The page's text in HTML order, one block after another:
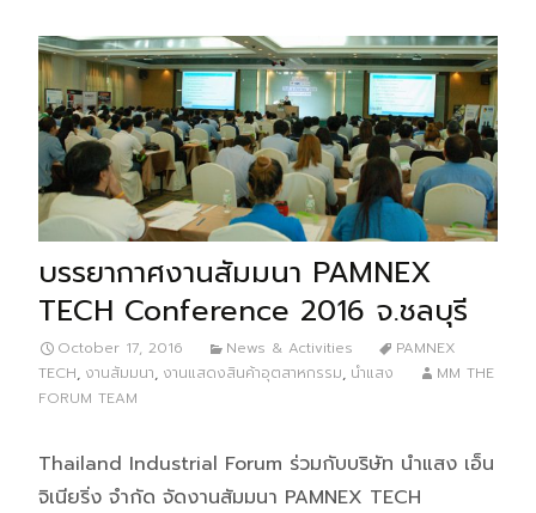
บรรยากาศงานสัมมนา PAMNEX
TECH Conference 2016 จ.ชลบุรี
October 17, 2016 News & Activities
PAMNEX
TECH, งานสัมมนา, งานแสดงสินค้าอุตสาหกรรม, นำแสง
MM THE
FORUM TEAM
Thailand Industrial Forum ร่วมกับบริษัท นำแสง เอ็น
จิเนียริ่ง จำกัด จัดงานสัมมนา PAMNEX TECH